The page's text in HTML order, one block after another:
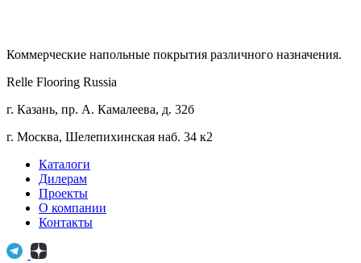
Коммерческие напольные покрытия различного назначения.
Relle Flooring Russia
г. Казань, пр. А. Камалеева, д. 32б
г. Москва, Шелепихинская наб. 34 к2
Каталоги
Дилерам
Проекты
О компании
Контакты